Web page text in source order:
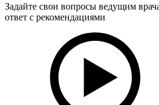
Задайте свои вопросы ведущим
ответ с рекомендациями